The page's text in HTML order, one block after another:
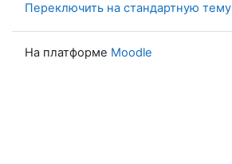
Переключить на стандартную тему
На платформе Moodle